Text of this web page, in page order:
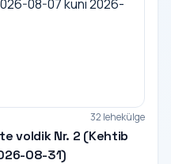
32 lehekülge
voldik Nr. 2 (Kehtib
08-31)